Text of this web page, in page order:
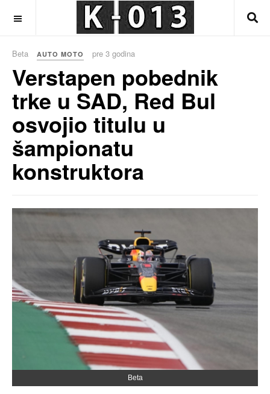
Beta AUTO MOTO pre 3 godina
Verstapen pobednik
trke u SAD, Red Bul
osvojio titulu u
šampionatu
konstruktora
Beta